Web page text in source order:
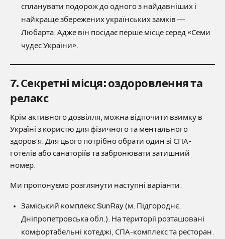
спланувати подорож до одного з найдавніших і
найкраще збережених українських замків —
Любарта. Адже він посідає перше місце серед «Семи
чудес України».
7. Секретні місця: оздоровлення та
релакс
Крім активного дозвілля, можна відпочити взимку в
Україні з користю для фізичного та ментального
здоров’я. Для цього потрібно обрати один зі СПА-
готелів або санаторіїв та забронювати затишний
номер.
Ми пропонуємо розглянути наступні варіанти:
Заміський комплекс SunRay (м. Підгороднє,
Дніпропетровська обл.). На території розташовані
комфортабельні котеджі, СПА-комплекс та ресторан.